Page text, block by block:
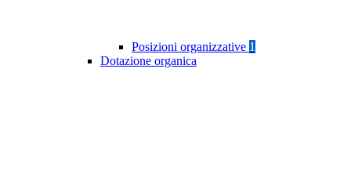
Posizioni organizzative 1
Dotazione organica